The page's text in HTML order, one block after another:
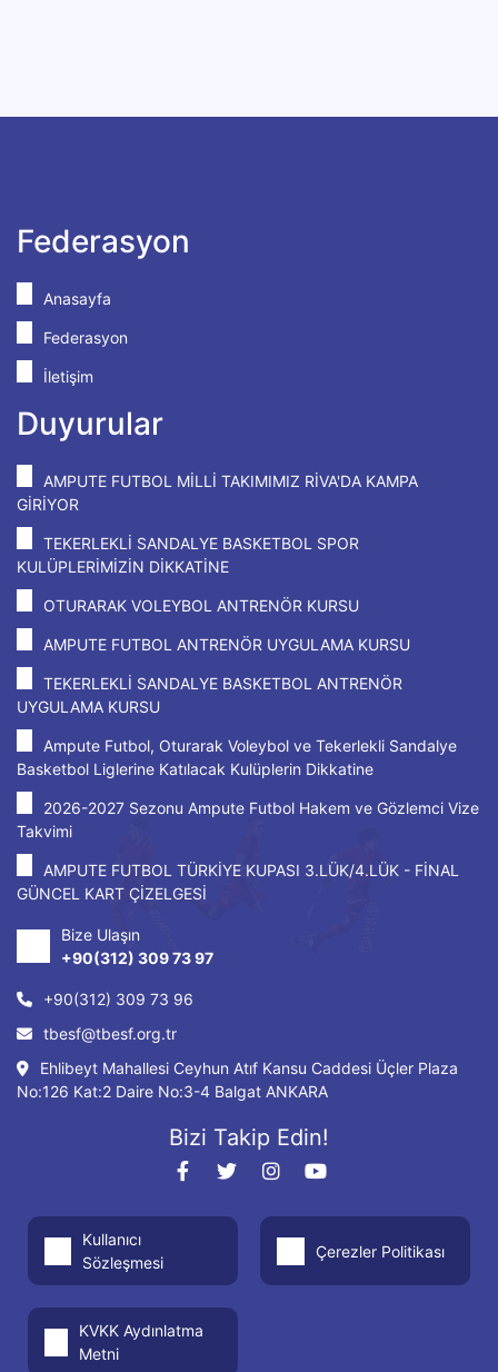
Federasyon
Anasayfa
Federasyon
İletişim
Duyurular
AMPUTE FUTBOL MİLLİ TAKIMIMIZ RİVA'DA KAMPA
GİRİYOR
TEKERLEKLİ SANDALYE BASKETBOL SPOR
KULÜPLERİMİZİN DİKKATİNE
OTURARAK VOLEYBOL ANTRENÖR KURSU
AMPUTE FUTBOL ANTRENÖR UYGULAMA KURSU
TEKERLEKLİ SANDALYE BASKETBOL ANTRENÖR
UYGULAMA KURSU
Ampute Futbol, Oturarak Voleybol ve Tekerlekli Sandalye
Basketbol Liglerine Katılacak Kulüplerin Dikkatine
2026-2027 Sezonu Ampute Futbol Hakem ve Gözlemci Vize
Takvimi
AMPUTE FUTBOL TÜRKİYE KUPASI 3.LÜK/4.LÜK - FİNAL
GÜNCEL KART ÇİZELGESİ
Bize Ulaşın
+90(312) 309 73 97
+90(312) 309 73 96
tbesf@tbesf.org.tr
Ehlibeyt Mahallesi Ceyhun Atıf Kansu Caddesi Üçler Plaza
No:126 Kat:2 Daire No:3-4 Balgat ANKARA
Bizi Takip Edin!
Kullanıcı
Sözleşmesi
Çerezler Politikası
KVKK Aydınlatma
Metni